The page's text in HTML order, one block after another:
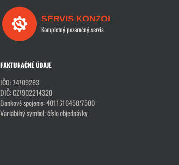
SERVIS KONZOL
Kompletný pozáručný servis
FAKTURAČNÉ ÚDAJE
IČO: 74709283
DIČ: CZ7902214320
Bankové spojenie: 4011616458/7500
Variabilný symbol: číslo objednávky